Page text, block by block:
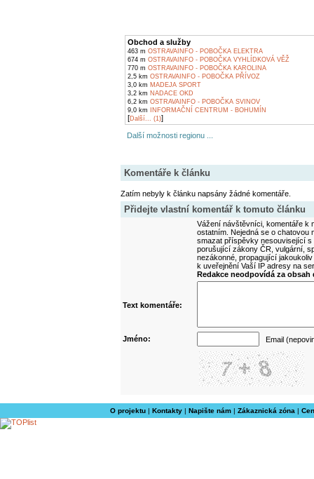
Obchod a služby
463 m OSTRAVAINFO - POBOČKA ELEKTRA
674 m OSTRAVAINFO - POBOČKA VYHLÍDKOVÁ VĚŽ
770 m OSTRAVAINFO - POBOČKA KAROLINA
2,5 km OSTRAVAINFO - POBOČKA PŘÍVOZ
3,0 km MADEJA SPORT
3,2 km NADACE OKD
6,2 km OSTRAVAINFO - POBOČKA SVINOV
9,0 km INFORMAČNÍ CENTRUM - BOHUMÍN
[Další... (1)]
Další možnosti regionu ...
Komentáře k článku
Zatím nebyly k článku napsány žádné komentáře.
Přidejte vlastní komentář k tomuto článku
Vážení návštěvníci, komentáře k
ostatním. Nejedná se o
smazat příspěvky nesouvisející
porušující zákony ČR, vulgární,
nezákonné, propagující
k uveřejnění Vaší IP adresy na
Redakce neodpovídá za
Text komentáře:
Jméno: Email
O projektu| Kontakty| Napište nám| Zákaznická zóna |